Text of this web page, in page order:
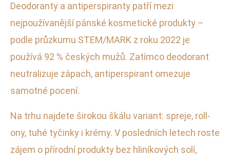
Deodoranty a antiperspiranty patří mezi
nejpoužívanější pánské kosmetické produkty –
podle průzkumu STEM/MARK z roku 2022 je
používá 92 % českých mužů. Zatímco deodorant
neutralizuje zápach, antiperspirant omezuje
samotné pocení.
Na trhu najdete širokou škálu variant: spreje, roll-
ony, tuhé tyčinky i krémy. V posledních letech roste
zájem o přírodní produkty bez hliníkových solí,